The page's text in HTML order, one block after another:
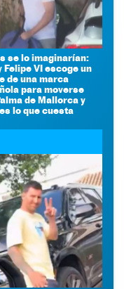
se lo imaginarían:
Felipe VI escoge un
de una marca
para moverse
de Mallorca y
lo que cuesta